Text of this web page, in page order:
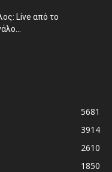
Live από το
5681
3914
2610
1850